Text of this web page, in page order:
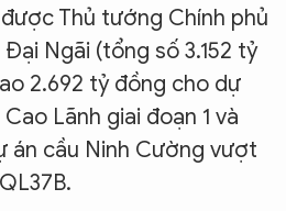
Thủ tướng Chính phủ
Ngãi (tổng số 3.152 tỷ
2.692 tỷ đồng cho dự
Lãnh giai đoạn 1 và
án cầu Ninh Cường vượt